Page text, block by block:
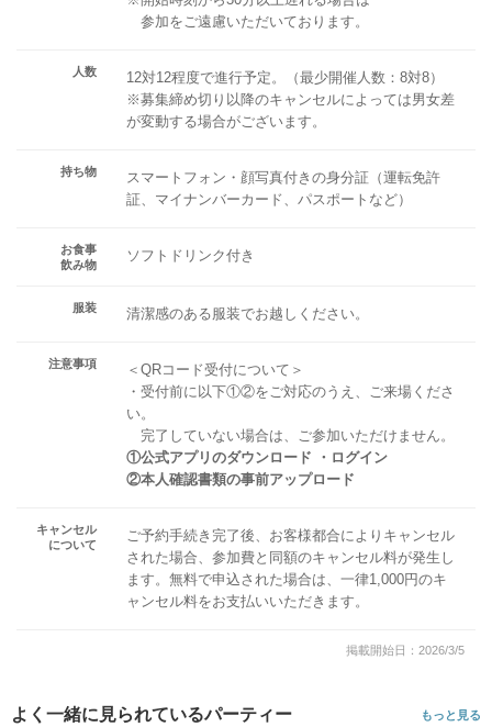
参加をご遠慮いただいております。
人数
12対12程度で進行予定。（最少開催人数：8対8）
※募集締め切り以降のキャンセルによっては男女差
が変動する場合がございます。
持ち物
スマートフォン・顔写真付きの身分証（運転免許
証、マイナンバーカード、パスポートなど）
お食事
飲み物
ソフトドリンク付き
服装 清潔感のある服装でお越しください。
注意事項
＜QRコード受付について＞
・受付前に以下①②をご対応のうえ、ご来場くださ
い。
完了していない場合は、ご参加いただけません。
①公式アプリのダウンロード ・ログイン
②本人確認書類の事前アップロード
キャンセル
について
ご予約手続き完了後、お客様都合によりキャンセル
された場合、参加費と同額のキャンセル料が発生し
ます。無料で申込された場合は、一律1,000円のキ
ャンセル料をお支払いいただきます。
掲載開始日：2026/3/5
よく一緒に見られているパーティー もっと見る